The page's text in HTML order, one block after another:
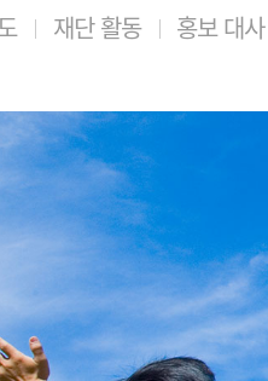
재단 활동 홍보 대사